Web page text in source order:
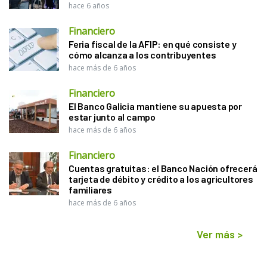
hace 6 años
Financiero
Feria fiscal de la AFIP: en qué consiste y
cómo alcanza a los contribuyentes
hace más de 6 años
Financiero
El Banco Galicia mantiene su apuesta por
estar junto al campo
hace más de 6 años
Financiero
Cuentas gratuitas: el Banco Nación ofrecerá
tarjeta de débito y crédito a los agricultores
familiares
hace más de 6 años
Ver más >